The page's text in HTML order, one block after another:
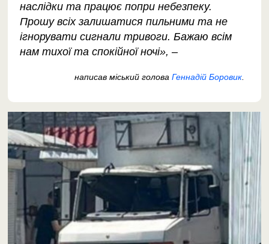
наслідки та працює попри небезпеку.
Прошу всіх залишатися пильними та не
ігнорувати сигнали тривоги. ​Бажаю всім
нам тихої та спокійної ночі», –
написав міський головаГеннадій Боровик.